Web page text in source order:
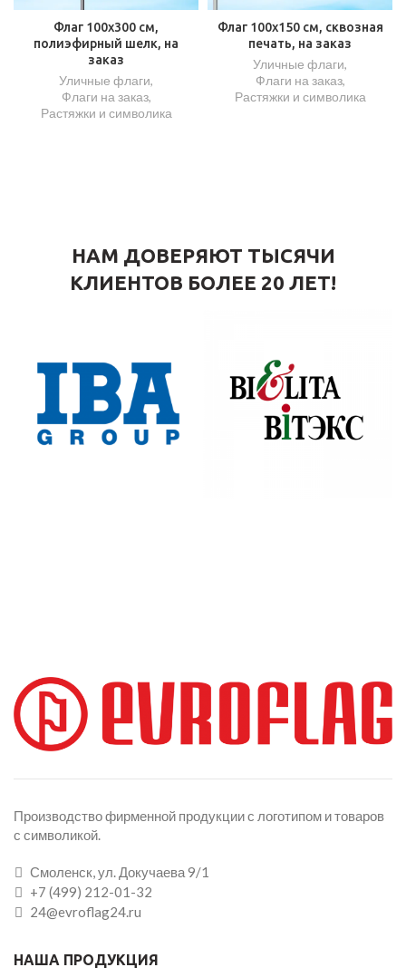
Флаг 100х300 см,
полиэфирный шелк, на
заказ
Уличные флаги,
Флаги на заказ,
Растяжки и символика
Флаг 100х150 см, сквозная
печать, на заказ
Уличные флаги,
Флаги на заказ,
Растяжки и символика
НАМ ДОВЕРЯЮТ ТЫСЯЧИ
КЛИЕНТОВ БОЛЕЕ 20 ЛЕТ!
Производство фирменной продукции с логотипом и товаров
с символикой.
Смоленск, ул. Докучаева 9/1
+7 (499) 212-01-32
24@evroflag24.ru
НАША ПРОДУКЦИЯ